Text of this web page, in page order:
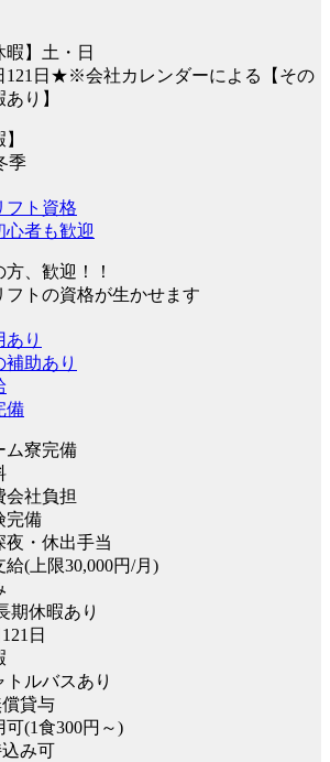
暇】土・日
日★※会社カレンダーによる【その
り】
季
フト資格
心者も歓迎
、歓迎！！
フトの資格が生かせます
あり
補助あり
備
寮完備
社負担
完備
・休出手当
(上限30,000円/月)
期休暇あり
日
ルバスあり
貸与
(1食300円～)
み可